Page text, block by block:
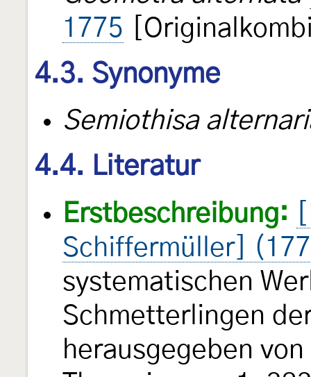
1775
4.3. Synonyme
Semiothisa
4.4. Literatur
Erstbeschreibung:
Schiffermüller]
systematischen
Schmetterlingen
herausgegeben